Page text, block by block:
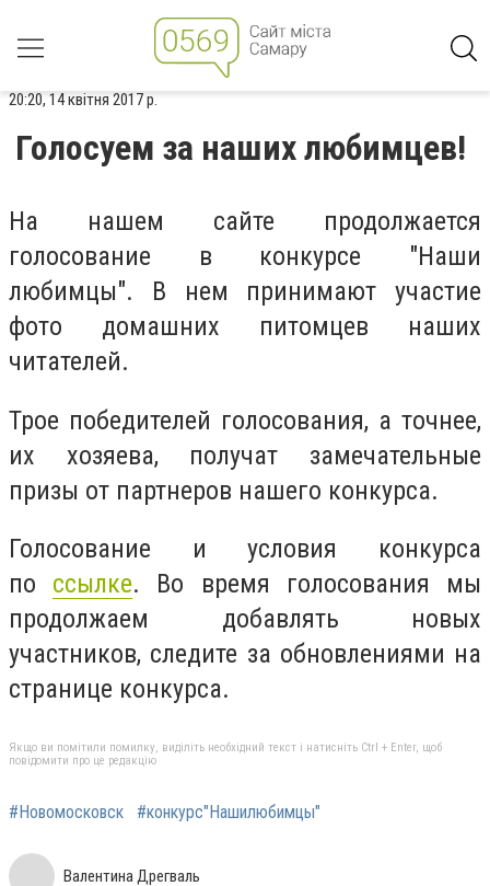
20:20, 14 квітня 2017 р.
Голосуем за наших любимцев!
На нашем сайте продолжается
голосование в конкурсе "Наши
любимцы". В нем принимают участие
фото домашних питомцев наших
читателей.
Трое победителей голосования, а точнее,
их хозяева, получат замечательные
призы от партнеров нашего конкурса.
Голосование и условия конкурса
по ссылке. Во время голосования мы
продолжаем добавлять новых
участников, следите за обновлениями на
странице конкурса.
Якщо ви помітили помилку, виділіть необхідний текст і натисніть Ctrl + Enter, щоб
повідомити про це редакцію
#Новомосковск #конкурс"Нашилюбимцы"
Валентина Дрегваль